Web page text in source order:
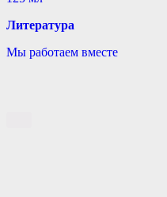
Литература
Мы работаем вместе